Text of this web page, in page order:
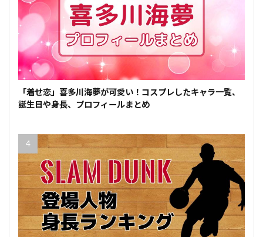
「着せ恋」喜多川海夢が可愛い！コスプレしたキャラ一覧、
誕生日や身長、プロフィールまとめ